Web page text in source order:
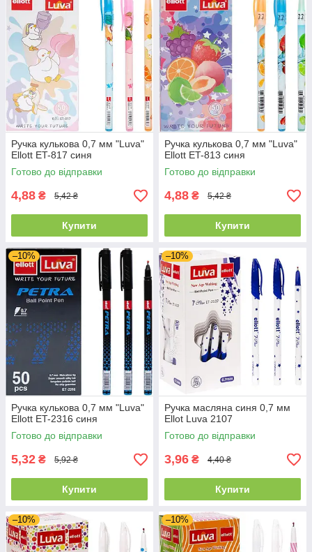
Ручка кулькова 0,7 мм "Luva"
Ellott ET-817 синя
Готово до відправки
4,88 ₴ 5,42 ₴
Купити
Ручка кулькова 0,7 мм "Luva"
Ellott ET-813 синя
Готово до відправки
4,88 ₴ 5,42 ₴
Купити
–10%
Ручка кулькова 0,7 мм "Luva"
Ellott ET-2316 синя
Готово до відправки
5,32 ₴ 5,92 ₴
Купити
–10%
Ручка масляна синя 0,7 мм
Ellot Luva 2107
Готово до відправки
3,96 ₴ 4,40 ₴
Купити
–10% –10%